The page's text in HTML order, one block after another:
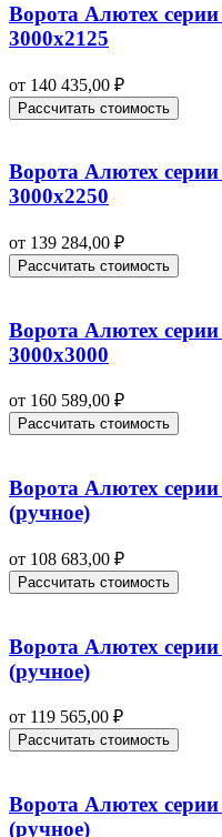
Ворота Алютех
3000х2125
от 140 435,00 ₽
Рассчитать стоимость
Ворота Алютех
3000х2250
от 139 284,00 ₽
Рассчитать стоимость
Ворота Алютех
3000х3000
от 160 589,00 ₽
Рассчитать стоимость
Ворота Алютех
(ручное)
от 108 683,00 ₽
Рассчитать стоимость
Ворота Алютех
(ручное)
от 119 565,00 ₽
Рассчитать стоимость
Ворота Алютех
(ручное)